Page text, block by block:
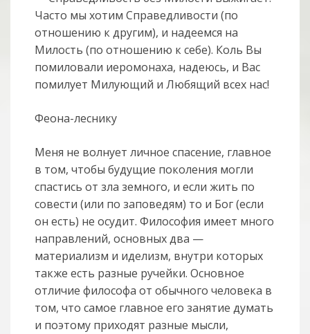
Часто мы хотим Справедливости (по
отношению к другим), и надеемся на
Милость (по отношению к себе). Коль Вы
помиловали иеромонаха, надеюсь, и Вас
помилует Милующий и Любящий всех нас!
Феона-леснику
Меня не волнует личное спасение, главное
в том, чтобы будущие поколения могли
спастись от зла земного, и если жить по
совести (или по заповедям) то и Бог (если
он есть) не осудит. Философия имеет много
направлений, основных два —
материализм и иделизм, внутри которых
также есть разные ручейки. Основное
отличие философа от обычного человека в
том, что самое главное его занятие думать
и поэтому приходят разные мысли,